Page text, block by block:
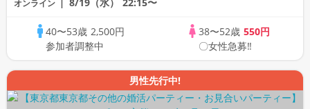
PARTY!!
オンライン
40〜53歳 2,500円
参加者調整中
38〜52歳 550円
〇女性急募‼
男性先行中!